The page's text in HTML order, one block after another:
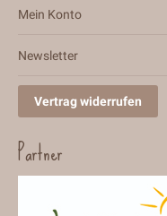
Mein Konto
Newsletter
Vertrag widerrufen
Partner